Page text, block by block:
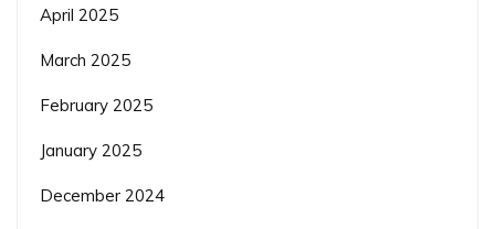
April 2025
March 2025
February 2025
January 2025
December 2024